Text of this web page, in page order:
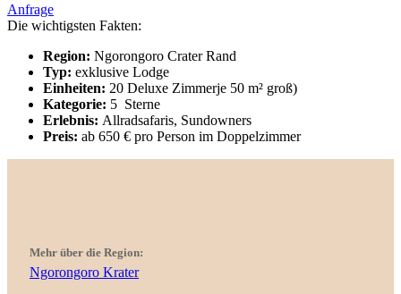
Anfrage
Die wichtigsten Fakten:
Region: Ngorongoro Crater Rand
Typ: exklusive Lodge
Einheiten: 20 Deluxe Zimmerje 50 m² groß)
Kategorie: 5 Sterne
Erlebnis: Allradsafaris, Sundowners
Preis: ab 650 € pro Person im Doppelzimmer
Mehr über die Region:
Ngorongoro Krater